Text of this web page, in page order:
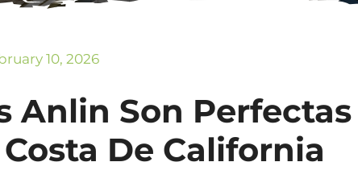
10, 2026
Anlin Son Perfectas
De California